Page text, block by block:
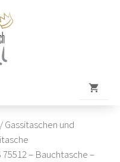
/Gassitaschen und
– Bauchtasche –